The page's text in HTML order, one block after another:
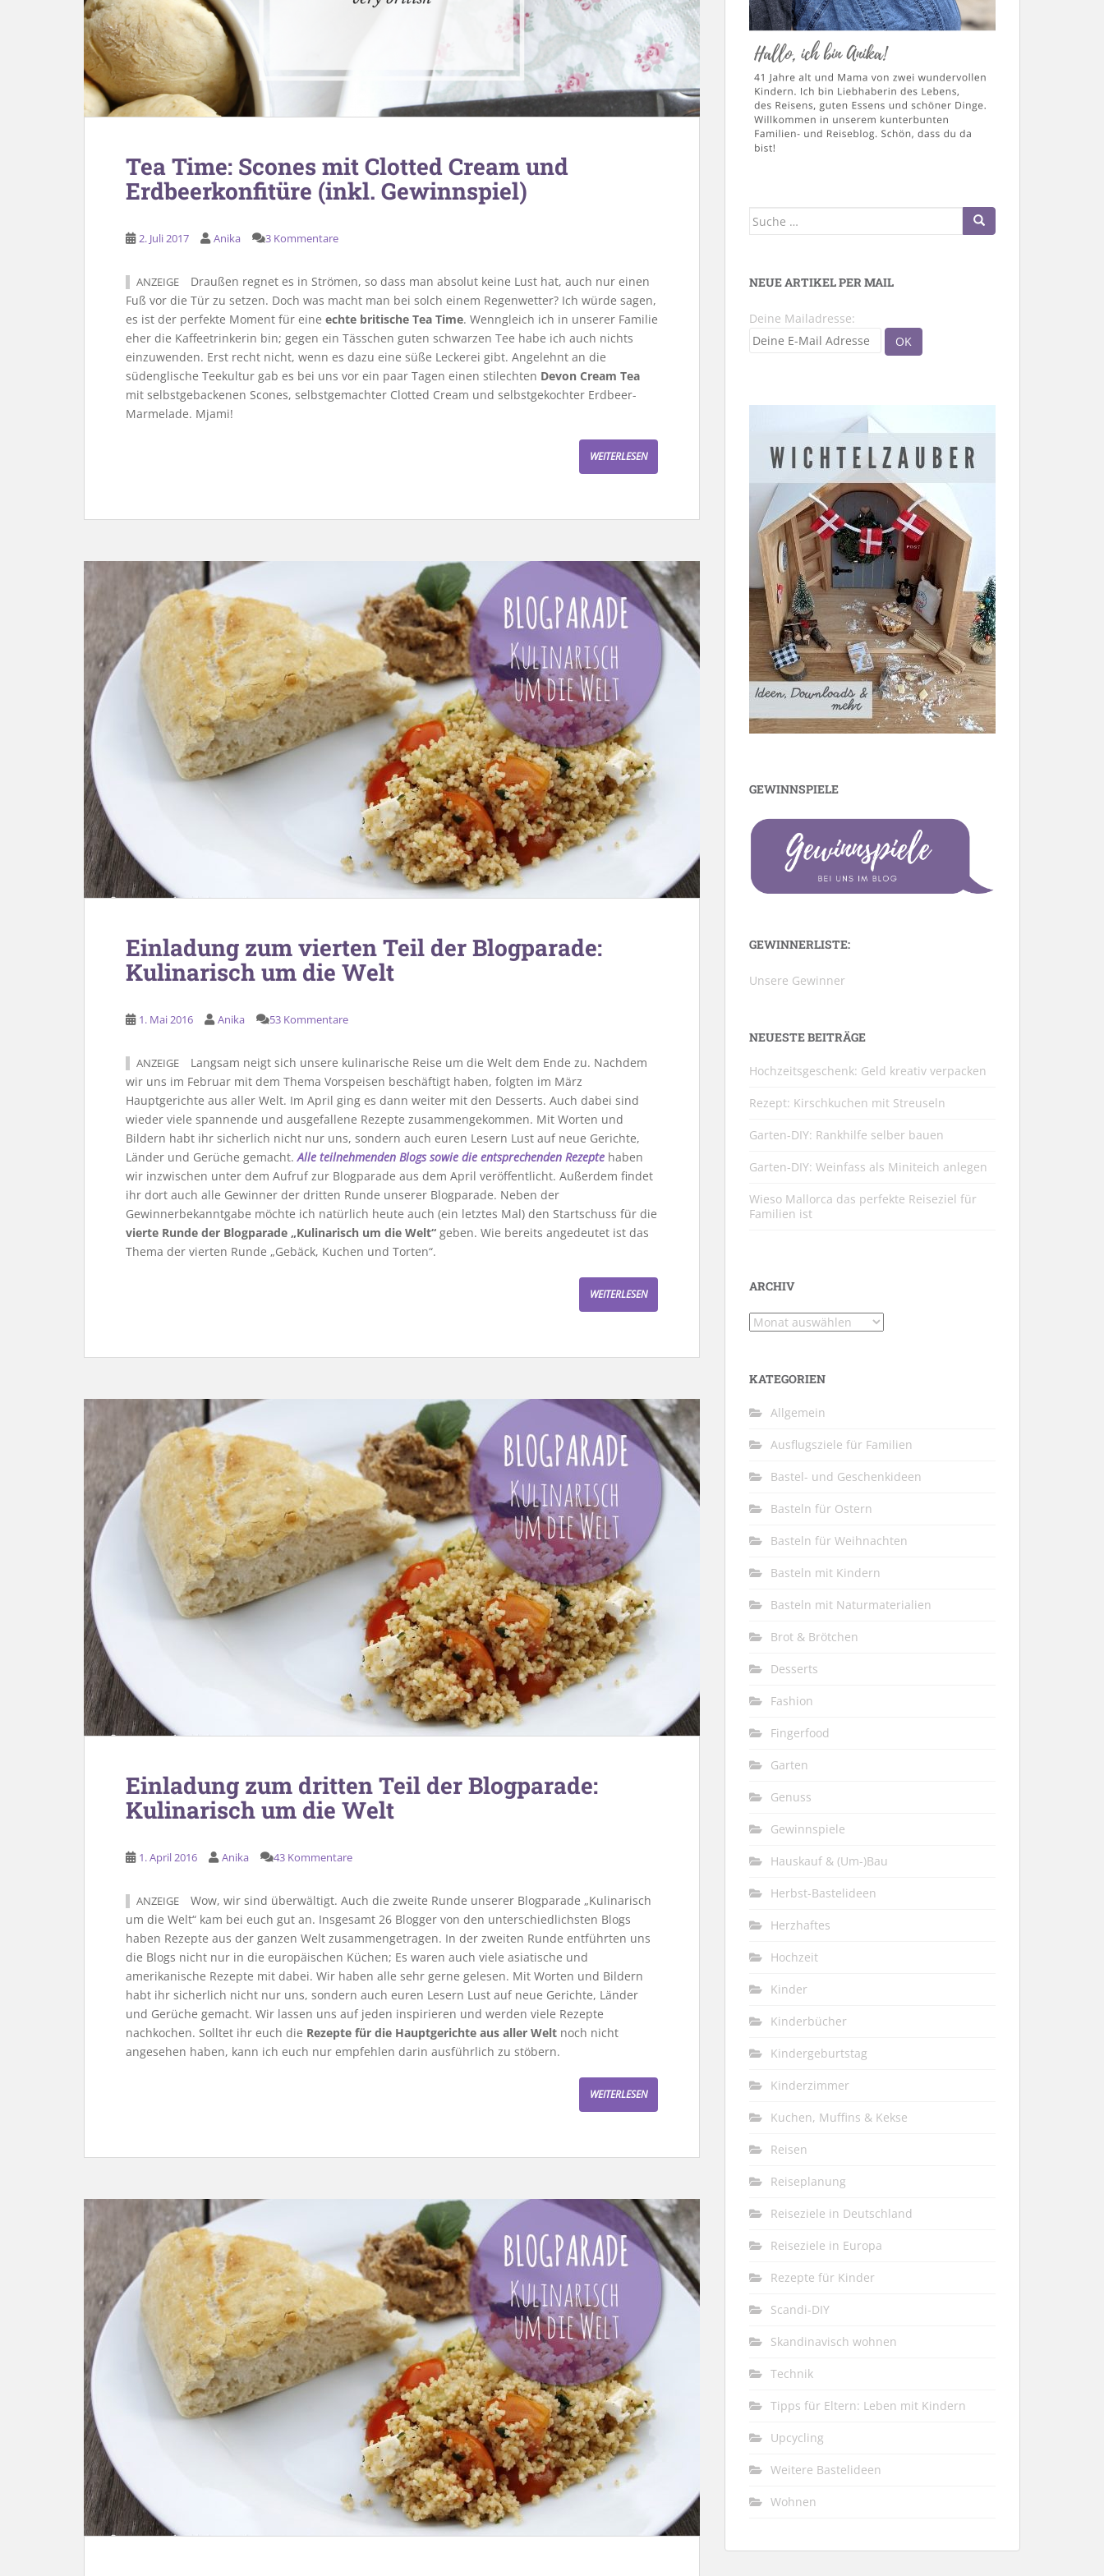
Tea Time: Scones mit Clotted Cream und
Erdbeerkonfitüre (inkl. Gewinnspiel)
2. Juli 2017 Anika 3 Kommentare
ANZEIGE
Draußen regnet es in Strömen, so dass man absolut keine Lust hat, auch nur einen
Fuß vor die Tür zu setzen. Doch was macht man bei solch einem Regenwetter? Ich würde sagen,
es ist der perfekte Moment für eine echte britische Tea Time. Wenngleich ich in unserer Familie
eher die Kaffeetrinkerin bin; gegen ein Tässchen guten schwarzen Tee habe ich auch nichts
einzuwenden. Erst recht nicht, wenn es dazu eine süße Leckerei gibt. Angelehnt an die
südenglische Teekultur gab es bei uns vor ein paar Tagen einen stilechten Devon Cream Tea
mit selbstgebackenen Scones, selbstgemachter Clotted Cream und selbstgekochter Erdbeer-
Marmelade. Mjami!
WEITERLESEN
Einladung zum vierten Teil der Blogparade:
Kulinarisch um die Welt
1. Mai 2016 Anika 53 Kommentare
ANZEIGE
Langsam neigt sich unsere kulinarische Reise um die Welt dem Ende zu. Nachdem
wir uns im Februar mit dem Thema Vorspeisen beschäftigt haben, folgten im März
Hauptgerichte aus aller Welt. Im April ging es dann weiter mit den Desserts. Auch dabei sind
wieder viele spannende und ausgefallene Rezepte zusammengekommen. Mit Worten und
Bildern habt ihr sicherlich nicht nur uns, sondern auch euren Lesern Lust auf neue Gerichte,
Länder und Gerüche gemacht.Alle teilnehmenden Blogs sowie die entsprechenden Rezepte haben
wir inzwischen unter dem Aufruf zur Blogparade aus dem April veröffentlicht. Außerdem findet
ihr dort auch alle Gewinner der dritten Runde unserer Blogparade. Neben der
Gewinnerbekanntgabe möchte ich natürlich heute auch (ein letztes Mal) den Startschuss für die
vierte Runde der Blogparade „Kulinarisch um die Welt“ geben. Wie bereits angedeutet ist das
Thema der vierten Runde „Gebäck, Kuchen und Torten“.
WEITERLESEN
Einladung zum dritten Teil der Blogparade:
Kulinarisch um die Welt
1. April 2016 Anika 43 Kommentare
ANZEIGE
Wow, wir sind überwältigt. Auch die zweite Runde unserer Blogparade „Kulinarisch
um die Welt“ kam bei euch gut an. Insgesamt 26 Blogger von den unterschiedlichsten Blogs
haben Rezepte aus der ganzen Welt zusammengetragen. In der zweiten Runde entführten uns
die Blogs nicht nur in die europäischen Küchen; Es waren auch viele asiatische und
amerikanische Rezepte mit dabei. Wir haben alle sehr gerne gelesen. Mit Worten und Bildern
habt ihr sicherlich nicht nur uns, sondern auch euren Lesern Lust auf neue Gerichte, Länder
und Gerüche gemacht. Wir lassen uns auf jeden inspirieren und werden viele Rezepte
nachkochen. Solltet ihr euch die Rezepte für die Hauptgerichte aus aller Welt noch nicht
angesehen haben, kann ich euch nur empfehlen darin ausführlich zu stöbern.
WEITERLESEN
Suche
NEUE ARTIKEL PER MAIL
Deine Mailadresse:
GEWINNSPIELE
GEWINNERLISTE:
Unsere Gewinner
NEUESTE BEITRÄGE
Hochzeitsgeschenk: Geld kreativ verpacken
Rezept: Kirschkuchen mit Streuseln
Garten-DIY: Rankhilfe selber bauen
Garten-DIY: Weinfass als Miniteich anlegen
Wieso Mallorca das perfekte Reiseziel für
Familien ist
ARCHIV
Archiv
KATEGORIEN
Allgemein
Ausflugsziele für Familien
Bastel- und Geschenkideen
Basteln für Ostern
Basteln für Weihnachten
Basteln mit Kindern
Basteln mit Naturmaterialien
Brot & Brötchen
Desserts
Fashion
Fingerfood
Garten
Genuss
Gewinnspiele
Hauskauf & (Um-)Bau
Herbst-Bastelideen
Herzhaftes
Hochzeit
Kinder
Kinderbücher
Kindergeburtstag
Kinderzimmer
Kuchen, Muffins & Kekse
Reisen
Reiseplanung
Reiseziele in Deutschland
Reiseziele in Europa
Rezepte für Kinder
Scandi-DIY
Skandinavisch wohnen
Technik
Tipps für Eltern: Leben mit Kindern
Upcycling
Weitere Bastelideen
Wohnen